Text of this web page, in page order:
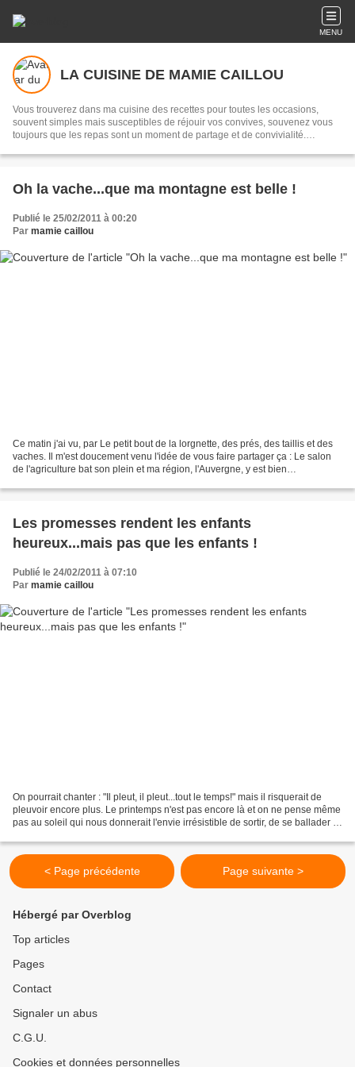
MENU
LA CUISINE DE MAMIE CAILLOU
Vous trouverez dans ma cuisine des recettes pour toutes les occasions,
souvent simples mais susceptibles de réjouir vos convives, souvenez vous
toujours que les repas sont un moment de partage et de convivialité.
Oh la vache...que ma montagne est belle !
Publié le 25/02/2011 à 00:20
Par mamie caillou
Ce matin j'ai vu, par Le petit bout de la lorgnette, des prés, des taillis et des
vaches. Il m'est doucement venu l'idée de vous faire partager ça : Le salon
de l'agriculture bat son plein et ma région, l'Auvergne, y est bien
Les promesses rendent les enfants
heureux...mais pas que les enfants !
Publié le 24/02/2011 à 07:10
Par mamie caillou
On pourrait chanter : "Il pleut, il pleut...tout le temps!" mais il risquerait de
pleuvoir encore plus. Le printemps n'est pas encore là et on ne pense même
pas au soleil qui nous donnerait l'envie irrésistible de sortir, de se ballader le
< Page précédente Page suivante >
Hébergé par Overblog
Top articles
Pages
Contact
Signaler un abus
C.G.U.
Cookies et données personnelles